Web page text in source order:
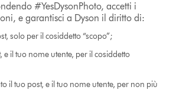
#YesDysonPhoto, accetti i
e garantisci a Dyson il diritto di:
solo per il cosiddetto “scopo”;
e il tuo nome utente, per il cosiddetto
il tuo post, e il tuo nome utente, per non più